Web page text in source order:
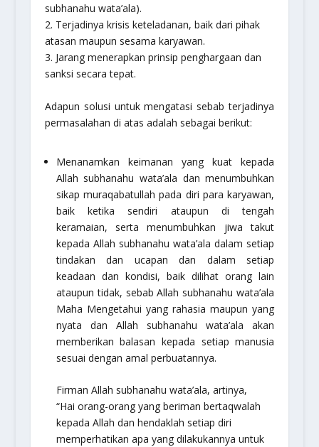
subhanahu wata’ala).
2. Terjadinya krisis keteladanan, baik dari pihak
atasan maupun sesama karyawan.
3. Jarang menerapkan prinsip penghargaan dan
sanksi secara tepat.
Adapun solusi untuk mengatasi sebab terjadinya
permasalahan di atas adalah sebagai berikut:
Menanamkan keimanan yang kuat kepada
Allah subhanahu wata’ala dan menumbuhkan
sikap muraqabatullah pada diri para karyawan,
baik ketika sendiri ataupun di tengah
keramaian, serta menumbuhkan jiwa takut
kepada Allah subhanahu wata’ala dalam setiap
tindakan dan ucapan dan dalam setiap
keadaan dan kondisi, baik dilihat orang lain
ataupun tidak, sebab Allah subhanahu wata’ala
Maha Mengetahui yang rahasia maupun yang
nyata dan Allah subhanahu wata’ala akan
memberikan balasan kepada setiap manusia
sesuai dengan amal perbuatannya.
Firman Allah subhanahu wata’ala, artinya,
“Hai orang-orang yang beriman bertaqwalah
kepada Allah dan hendaklah setiap diri
memperhatikan apa yang dilakukannya untuk